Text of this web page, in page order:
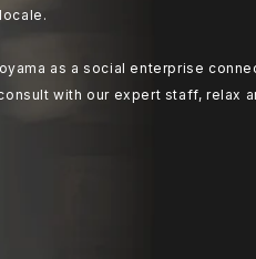
as a social enterprise
with our expert staff, relax